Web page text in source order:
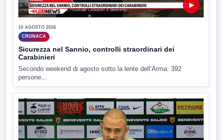
▶
10 AGOSTO 2026
CRONACA
Sicurezza nel Sannio, controlli straordinari dei
Carabinieri
Secondo weekend di agosto sotto la lente dell’Arma: 392
persone...